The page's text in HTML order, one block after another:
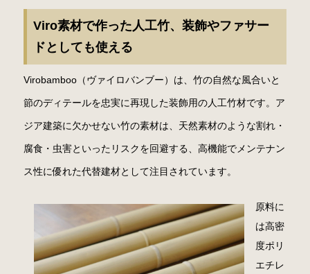
Viro素材で作った人工竹、装飾やファサー
ドとしても使える
Virobamboo（ヴァイロバンブー）は、竹の自然な風合いと
節のディテールを忠実に再現した装飾用の人工竹材です。ア
ジア建築に欠かせない竹の素材は、天然素材のような割れ・
腐食・虫害といったリスクを回避する、高機能でメンテナン
ス性に優れた代替建材として注目されています。
原料に
は高密
度ポリ
エチレ